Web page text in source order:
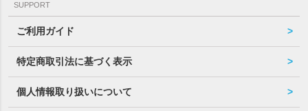
SUPPORT
ご利用ガイド
特定商取引法に基づく表示
個人情報取り扱いについて